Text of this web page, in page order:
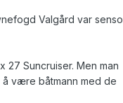
Valgård var
27 Suncruiser. Men man
være båtmann med de